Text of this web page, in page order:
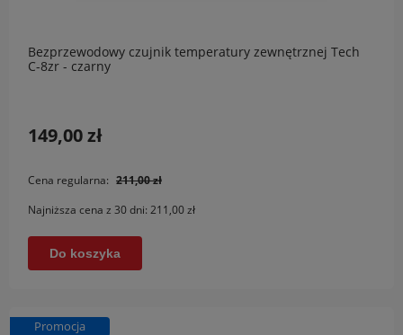
Bezprzewodowy czujnik temperatury zewnętrznej Tech
C-8zr - czarny
149,00 zł
Cena regularna: 211,00 zł
Najniższa cena z 30 dni: 211,00 zł
Do koszyka
Promocja